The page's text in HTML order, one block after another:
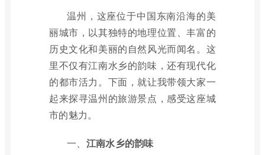
温州，这座位于中国东南沿海的美
丽城市，以其独特的地理位置、丰富的
历史文化和美丽的自然风光而闻名。这
里不仅有江南水乡的韵味，还有现代化
的都市活力。下面，就让我带领大家一
起来探寻温州的旅游景点，感受这座城
市的魅力。
一、 江南水乡的韵味